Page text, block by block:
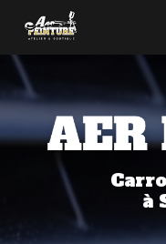
contenu
principal
à